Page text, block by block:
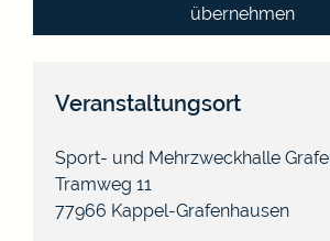
übernehmen
Veranstaltungsort
Sport- und Mehrzweckhalle
Tramweg 11
77966 Kappel-Grafenhausen